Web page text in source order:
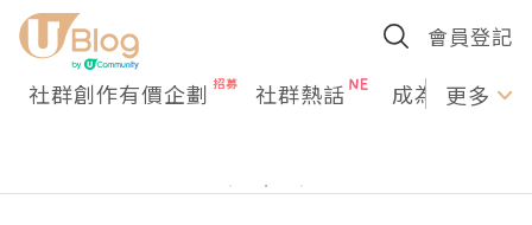
會員登記
社群創作有價企劃 社群熱話 成為U更多